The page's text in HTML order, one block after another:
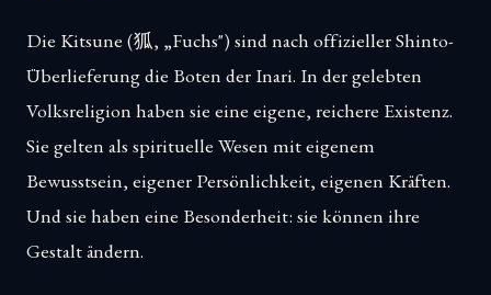
Die Kitsune (狐, „Fuchs") sind nach offizieller Shinto-
Überlieferung die Boten der Inari. In der gelebten
Volksreligion haben sie eine eigene, reichere Existenz.
Sie gelten als spirituelle Wesen mit eigenem
Bewusstsein, eigener Persönlichkeit, eigenen Kräften.
Und sie haben eine Besonderheit: sie können ihre
Gestalt ändern.